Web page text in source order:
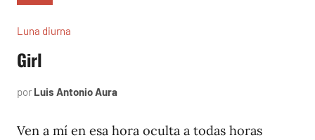
Luna diurna
Girl
por Luis Antonio Aura
2002
Ven a mí en esa hora oculta a todas horas